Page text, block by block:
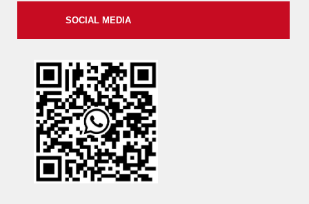
SOCIAL MEDIA